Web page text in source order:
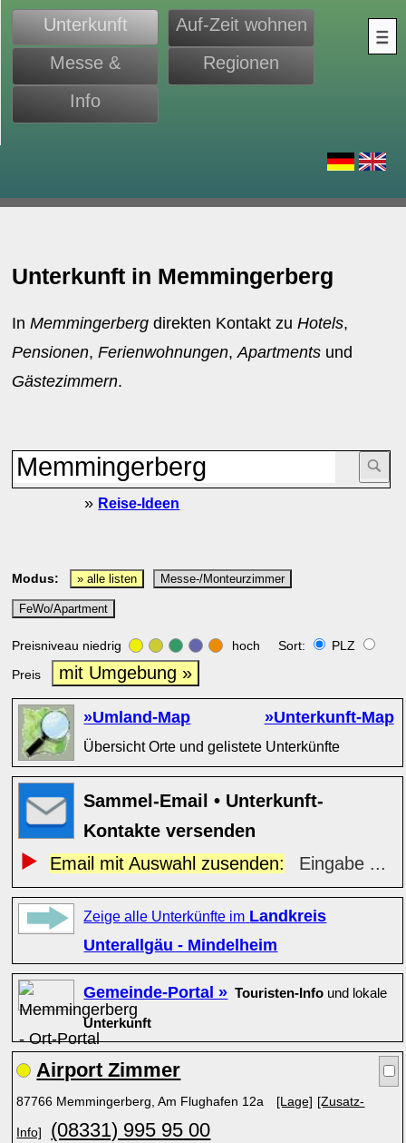
Unterkunft
Auf-Zeit wohnen
Messe &
Monteure
Regionen
Info
Unterkunft in Memmingerberg
InMemmingerberg direkten Kontakt zuHotels,
Pensionen,Ferienwohnungen,Apartments und
Gästezimmern.
» Reise-Ideen
Modus: » alle listen Messe-/Monteurzimmer
FeWo/Apartment
Preisniveau niedrig hoch Sort:
PLZ
Preis
mit Umgebung »
»Umland-Map »Unterkunft-Map
Übersicht Orte und gelistete Unterkünfte
Sammel-Email • Unterkunft-
Kontakte versenden
Email mit Auswahl zusenden:
Eingabe ...
Zeige alle Unterkünfte im Landkreis
Unterallgäu - Mindelheim
Gemeinde-Portal » Touristen-Info und lokale
Unterkunft
Airport Zimmer
87766 Memmingerberg, Am Flughafen 12a [Lage] [Zusatz-
Info] (08331) 995 95 00